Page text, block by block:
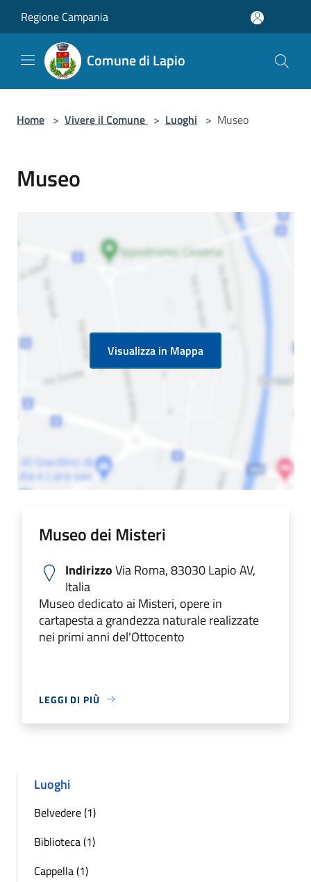
Regione Campania
Comune di Lapio
Home > Vivere il Comune > Luoghi > Museo
Museo
Visualizza in Mappa
Museo dei Misteri
IndirizzoVia Roma, 83030 Lapio AV,
Italia
Museo dedicato ai Misteri, opere in
cartapesta a grandezza naturale realizzate
nei primi anni del'Ottocento
LEGGI DI PIÙ
Luoghi
Belvedere (1)
Biblioteca (1)
Cappella (1)